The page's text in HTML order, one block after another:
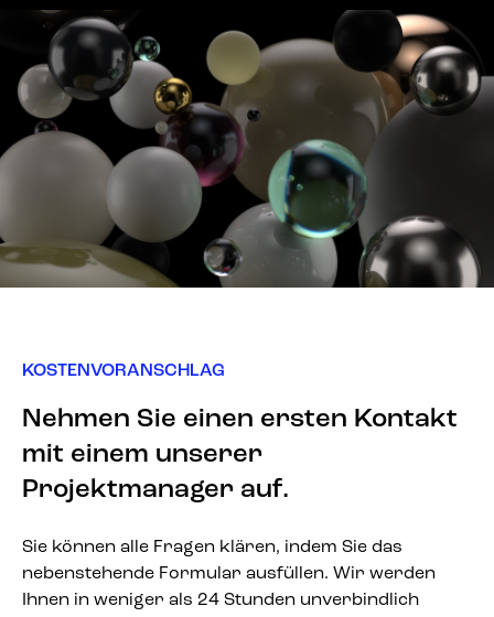
KOSTENVORANSCHLAG
Nehmen Sie einen ersten Kontakt
mit einem unserer
Projektmanager auf.
Sie können alle Fragen klären, indem Sie das
nebenstehende Formular ausfüllen. Wir werden
Ihnen in weniger als 24 Stunden unverbindlich